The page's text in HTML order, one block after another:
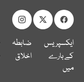
ایکسپریس
کے بارے
میں
ضابطہ
اخلاق